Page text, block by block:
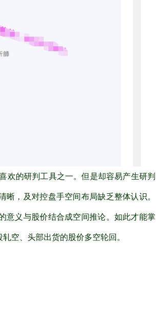
欢的研判工具之一。但是却容易产生研判
，及对控盘手空间布局缺乏整体认识。
意义与股价结合成空间推论。如此才能掌
空、头部出货的股价多空轮回。